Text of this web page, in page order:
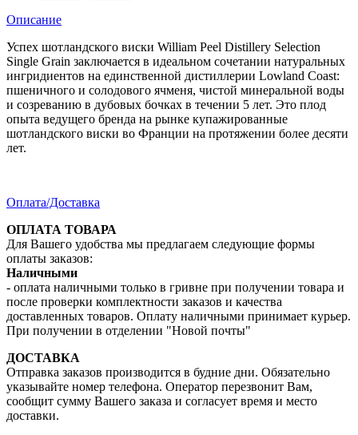
Описание
Успех шотландского виски William Peel Distillery Selection
Single Grain заключается в идеальном сочетании натуральных
ингридиентов на единственной дистиллерии Lowland Coast:
пшеничного и солодового ячменя, чистой минеральной воды
и созреванию в дубовых бочках в течении 5 лет. Это плод
опыта ведущего бренда на рынке купажированные
шотландского виски во Франции на протяжении более десяти
лет.
Оплата/Доставка
ОПЛАТА ТОВАРА
Для Вашего удобства мы предлагаем следующие формы
оплаты заказов:
Наличными
- оплата наличными только в гривне при получении товара и
после проверки комплектности заказов и качества
доставленных товаров. Оплату наличными принимает курьер.
При получении в отделении "Новой почты"
ДОСТАВКА
Отправка заказов производится в будние дни. Обязательно
указывайте номер телефона. Оператор перезвонит Вам,
сообщит сумму Вашего заказа и согласует время и место
доставки.